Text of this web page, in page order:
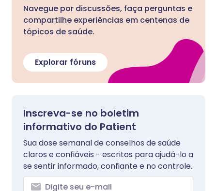
Navegue por discussões, faça perguntas e
compartilhe experiências em centenas de
tópicos de saúde.
Explorar fóruns
Inscreva-se no boletim
informativo do Patient
Sua dose semanal de conselhos de saúde
claros e confiáveis - escritos para ajudá-lo a
se sentir informado, confiante e no controle.